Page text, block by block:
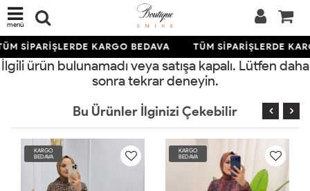
menü
SİPARİŞLERDE KARGO BEDAVA TÜM SİPARİŞLERDE
İlgili ürün bulunamadı veya satışa kapalı. Lütfen daha
sonra tekrar deneyin.
Bu Ürünler İlginizi Çekebilir